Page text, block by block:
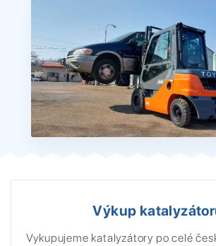
Výkup
Vykupujeme katalyzátory po celé